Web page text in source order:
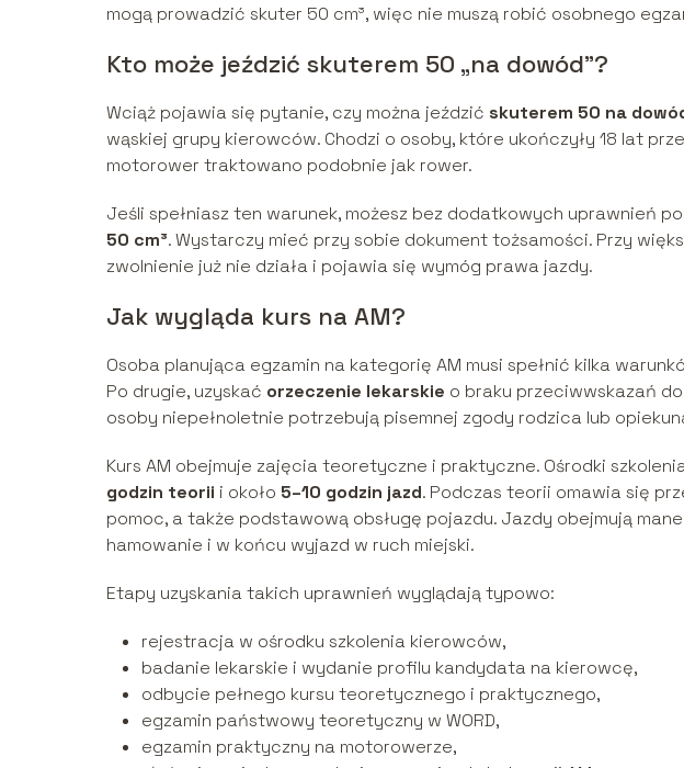
mogą prowadzić skuter 50 cm³, więc nie muszą robić osobnego
Kto może jeździć skuterem 50 „na dowód”?
Wciąż pojawia się pytanie, czy można jeździć skuterem 50 na
wąskiej grupy kierowców. Chodzi o osoby, które ukończyły 18 lat
motorower traktowano podobnie jak rower.
Jeśli spełniasz ten warunek, możesz bez dodatkowych uprawnień
50 cm³. Wystarczy mieć przy sobie dokument tożsamości. Przy
zwolnienie już nie działa i pojawia się wymóg prawa jazdy.
Jak wygląda kurs na AM?
Osoba planująca egzamin na kategorię AM musi spełnić kilka
Po drugie, uzyskać orzeczenie lekarskie o braku przeciwwskazań
osoby niepełnoletnie potrzebują pisemnej zgody rodzica lub
Kurs AM obejmuje zajęcia teoretyczne i praktyczne. Ośrodki
godzin teorii i około 5–10 godzin jazd. Podczas teorii omawia się
pomoc, a także podstawową obsługę pojazdu. Jazdy obejmują
hamowanie i w końcu wyjazd w ruch miejski.
Etapy uzyskania takich uprawnień wyglądają typowo:
rejestracja w ośrodku szkolenia kierowców,
badanie lekarskie i wydanie profilu kandydata na kierowcę,
odbycie pełnego kursu teoretycznego i praktycznego,
egzamin państwowy teoretyczny w WORD,
egzamin praktyczny na motorowerze,